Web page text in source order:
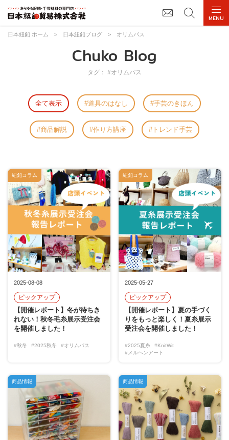
日本紐釦 ホーム > 日本紐釦ブログ > オリムパス
Chuko Blog
タグ： #オリムパス
全て表示 道具のはなし 手芸のきほん
商品解説 作り方講座 トレンド手芸
2025-08-08
ピックアップ
【開催レポート】冬が待ちき
れない！秋冬毛糸展示受注会
を開催しました！
#秋冬 #2025秋冬 #オリムパス
紐釦コラム
2025-05-27
ピックアップ
【開催レポート】夏の手づく
りをもっと楽しく！夏糸展示
受注会を開催しました！
#2025夏糸
#KnitWit
#メルヘンアート
紐釦コラム
商品情報 商品情報